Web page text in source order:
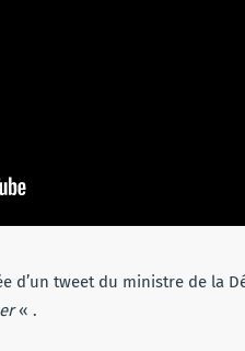
d’un tweet du ministre de la
« .